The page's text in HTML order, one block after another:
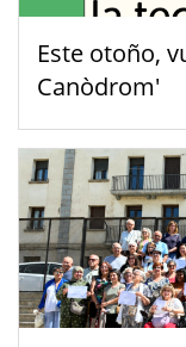
Este otoño,
Canòdrom'